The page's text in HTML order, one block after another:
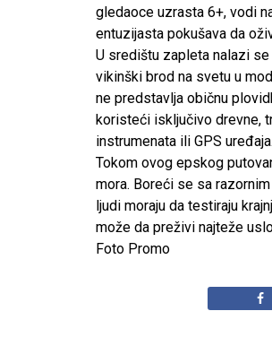
gledaoce uzrasta 6+, vodi
entuzijasta pokušava da
U središtu zapleta nalazi
vikinški brod na svetu u
ne predstavlja običnu
koristeći isključivo drevne,
instrumenata ili GPS uređaja.
Tokom ovog epskog
mora. Boreći se sa
ljudi moraju da testiraju
može da preživi najteže
Foto Promo